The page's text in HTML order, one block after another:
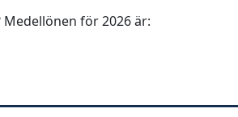
Medellönen för 2026 är: